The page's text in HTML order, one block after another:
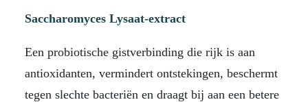
Saccharomyces Lysaat-extract
Een probiotische gistverbinding die rijk is aan
antioxidanten, vermindert ontstekingen, beschermt
tegen slechte bacteriën en draagt ​​bij aan een betere